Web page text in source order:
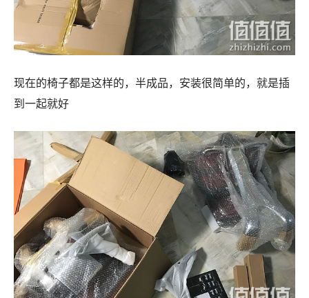
现在的椅子都是这样的，半成品，安装很简单的，就是插
到一起就好